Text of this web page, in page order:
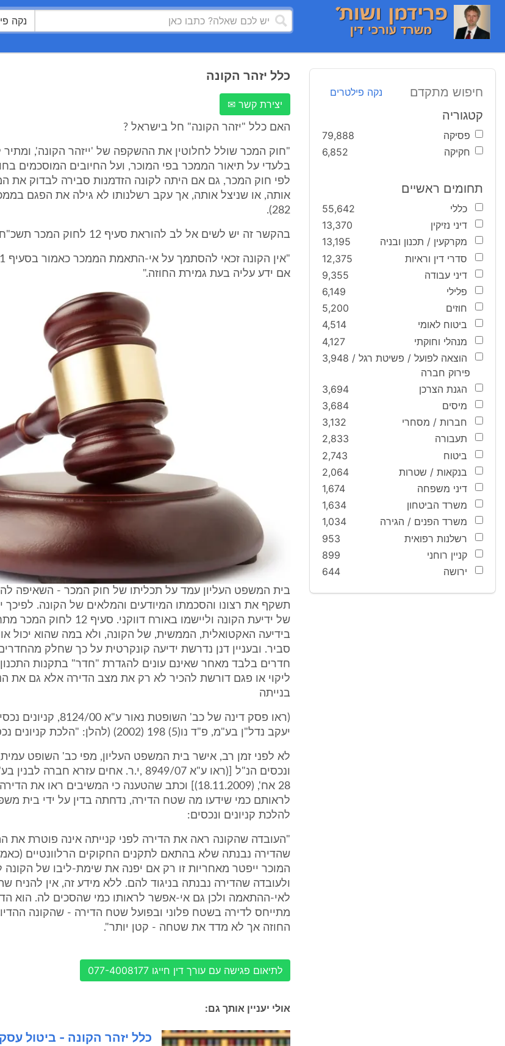
נקה
חיפוש מתקדם נקה פילטרים
קטגוריה
פסיקה
79,888
חקיקה
6,852
תחומים ראשיים
כללי
55,642
דיני נזיקין
13,370
מקרקעין / תכנון ובניה
13,195
סדרי דין וראיות
12,375
דיני עבודה
9,355
פלילי
6,149
חוזים
5,200
ביטוח לאומי
4,514
מנהלי וחוקתי
4,127
הוצאה לפועל / פשיטת רגל /
פירוק חברה
3,948
הגנת הצרכן
3,694
מיסים
3,684
חברות / מסחרי
3,132
תעבורה
2,833
ביטוח
2,743
בנקאות / שטרות
2,064
דיני משפחה
1,674
משרד הביטחון
1,634
משרד הפנים / הגירה
1,034
רשלנות רפואית
953
קניין רוחני
899
ירושה
644
כלל יזהר הקונה
יצירת קשר ✉
האם כלל "יזהר הקונה" חל בישראל ?
"חוק המכר שולל לחלוטין את ההשקפה של 'ייזהר הקונה',
בלעדי על תיאור הממכר בפי המוכר, ועל החיובים המוסכמים
לפי חוק המכר, גם אם היתה לקונה הזדמנות סבירה לבדוק את
282).
בהקשר זה יש לשים אל לב להוראת סעיף 12 לחוק המכר תשכ"ח 1968 לפיו:
אם ידע עליה בעת גמירת החוזה."
בית המשפט העליון עמד על תכליתו של חוק המכר - השאיפה
תשקף את רצונו והסכמתו המיודעים והמלאים של הקונה.
של ידיעת הקונה וליישמו באורח
בידיעה האקטואלית, הממשית, של הקונה, ולא במה שהוא יכול
סביר. ובעניין דנן נדרשת ידיעה קונקרטית על כך שחלק
חדרים בלבד מאחר שאינם עונים להגדרת "חדר" בתקנות התכנון
ליקוי או פגם דורשת להכיר לא רק את מצב הדירה אלא גם את
בנייתה
(ראו פסק דינה של כב' השופטת
יעקב נדל"ן בע"מ, פ"ד נו(5) 198 (2002) (להלן: "הלכת קניונים נכסים").
לא לפני זמן רב, אישר בית המשפט העליון, מפי כב' השופט
ונכסים הנ"ל [(ראו ע"א 8949/07 ,י.ר. אחים עזרא
28 אח', (18.11.2009)] וכתב שהטענה כי המשיבים ראו
לראותם כמי שידעו מה שטח הדירה, נדחתה בדין על ידי בית
להלכת קניונים ונכסים:
"העובדה שהקונה ראה את הדירה לפני קנייתה אינה פוטרת את
המוכר ייפטר מאחריות זו רק אם יפנה את שימת-ליבו של הקונה
ולעובדה שהדירה נבנתה בניגוד להם. ללא מידע זה, אין להניח
לאי-ההתאמה ולכן גם אי-אפשר לראותו כמי שהסכים לה. הוא
מתייחס לדירה בשטח פלוני ובפועל שטח הדירה - שהקונה
החוזה אך לא מדד את שטחה - קטן יותר".
לתיאום פגישה עם עורך דין חייגו 077-4008177
אולי יעניין אותך גם:
כלל יזהר הקונה - ביטול